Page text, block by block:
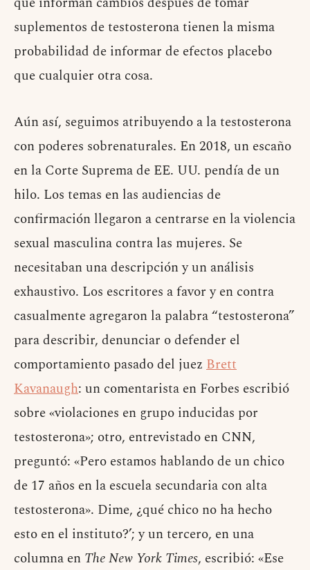
suplementos de testosterona tienen la misma
probabilidad de informar de efectos placebo
que cualquier otra cosa.
Aún así, seguimos atribuyendo a la testosterona
con poderes sobrenaturales. En 2018, un escaño
en la Corte Suprema de EE. UU. pendía de un
hilo. Los temas en las audiencias de
confirmación llegaron a centrarse en la violencia
sexual masculina contra las mujeres. Se
necesitaban una descripción y un análisis
exhaustivo. Los escritores a favor y en contra
casualmente agregaron la palabra “testosterona”
para describir, denunciar o defender el
comportamiento pasado del juez Brett
Kavanaugh: un comentarista en Forbes escribió
sobre «violaciones en grupo inducidas por
testosterona»; otro, entrevistado en CNN,
preguntó: «Pero estamos hablando de un chico
de 17 años en la escuela secundaria con alta
testosterona». Dime, ¿qué chico no ha hecho
esto en el instituto?’; y un tercero, en una
columna en The New York Times, escribió: «Ese